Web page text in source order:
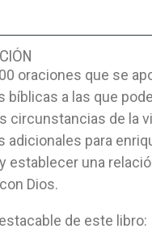
oraciones que se
bíblicas a las que
circunstancias de la
adicionales para
establecer una
Dios.
de este libro: